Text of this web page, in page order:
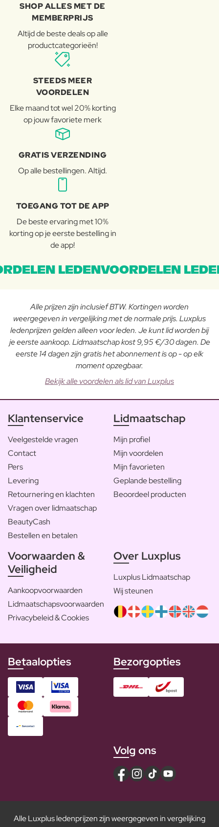
SHOP ALLES MET DE
MEMBERPRIJS
Altijd de beste deals op alle
productcategorieën!
STEEDS MEER
VOORDELEN
Elke maand tot wel 20% korting
op jouw favoriete merk
GRATIS VERZENDING
Op alle bestellingen. Altijd.
TOEGANG TOT DE APP
De beste ervaring met 10%
korting op je eerste bestelling in
de app!
LEDENVOORDELEN
Alle prijzen zijn inclusief BTW. Kortingen worden
weergegeven in vergelijking met de normale prijs. Luxplus
ledenprijzen gelden alleen voor leden. Je kunt lid worden bij
je eerste aankoop. Lidmaatschap kost 9,95 €/30 dagen. De
eerste 14 dagen zijn gratis het abonnement is op - op elk
moment opzegbaar.
Bekijk alle voordelen als lid van Luxplus
Klantenservice
Veelgestelde vragen
Contact
Pers
Levering
Retournering en klachten
Vragen over lidmaatschap
BeautyCash
Bestellen en betalen
Lidmaatschap
Mijn profiel
Mijn voordelen
Mijn favorieten
Geplande bestelling
Beoordeel producten
Voorwaarden &
Veiligheid
Aankoopvoorwaarden
Lidmaatschapsvoorwaarden
Privacybeleid & Cookies
Over Luxplus
Luxplus Lidmaatschap
Wij steunen
Betaalopties Bezorgopties
Volg ons
Alle Luxplus ledenprijzen zijn weergegeven in vergelijking